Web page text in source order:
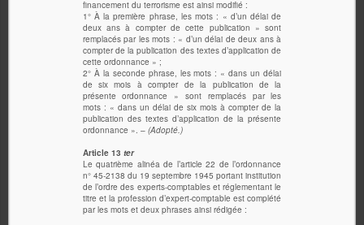
financement du terrorisme est ainsi modifié :
1° À la première phrase, les mots : « d’un délai de
deux ans à compter de cette publication » sont
remplacés par les mots : « d’un délai de deux ans à
compter de la publication des textes d’application de
cette ordonnance » ;
2° À la seconde phrase, les mots : « dans un délai
de six mois à compter de la publication de la
présente ordonnance » sont remplacés par les
mots : « dans un délai de six mois à compter de la
publication des textes d’application de la présente
ordonnance ». – (Adopté.)
Article 13 ter
Le quatrième alinéa de l’article 22 de l’ordonnance
n° 45-2138 du 19 septembre 1945 portant institution
de l’ordre des experts-comptables et réglementant le
titre et la profession d’expert-comptable est complété
par les mots et deux phrases ainsi rédigée :